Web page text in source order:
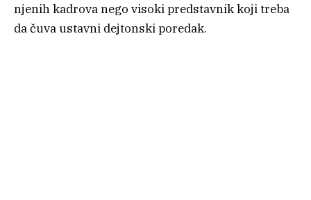
njenih kadrova nego visoki predstavnik koji treba
da čuva ustavni dejtonski poredak.